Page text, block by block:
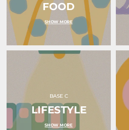
FOOD
SHOW MORE
BASE C
LIFESTYLE
SHOW MORE